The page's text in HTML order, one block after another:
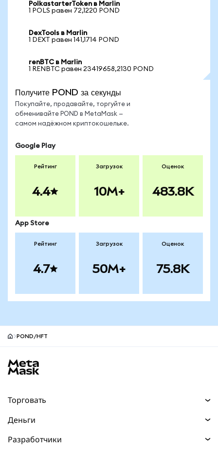
PolkastarterToken в Marlin
1 POLS равен 72,1220 POND
DexTools в Marlin
1 DEXT равен 141,1714 POND
renBTC в Marlin
1 RENBTC равен 23419658,2130 POND
Получите POND за секунды
Покупайте, продавайте, торгуйте и
обменивайте POND в MetaMask —
самом надёжном криптокошельке.
Google Play
Рейтинг
4.4
Загрузок
10M+
Оценок
483.8K
App Store
Рейтинг
4.7
Загрузок
50M+
Оценок
75.8K
POND/HFT
Торговать
Прогнозы
Деньги
Разработчики